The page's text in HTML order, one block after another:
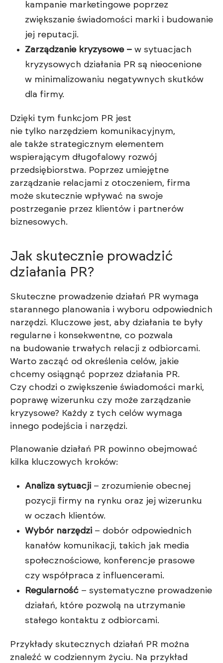
kampanie marketingowe poprzez
zwiększanie świadomości marki i budowanie
jej reputacji.
Zarządzanie kryzysowe – w sytuacjach
kryzysowych działania PR są nieocenione
w minimalizowaniu negatywnych skutków
dla firmy.
Dzięki tym funkcjom PR jest
nie tylko narzędziem komunikacyjnym,
ale także strategicznym elementem
wspierającym długofalowy rozwój
przedsiębiorstwa. Poprzez umiejętne
zarządzanie relacjami z otoczeniem, firma
może skutecznie wpływać na swoje
postrzeganie przez klientów i partnerów
biznesowych.
Jak skutecznie prowadzić
działania PR?
Skuteczne prowadzenie działań PR wymaga
starannego planowania i wyboru odpowiednich
narzędzi. Kluczowe jest, aby działania te były
regularne i konsekwentne, co pozwala
na budowanie trwałych relacji z odbiorcami.
Warto zacząć od określenia celów, jakie
chcemy osiągnąć poprzez działania PR.
Czy chodzi o zwiększenie świadomości marki,
poprawę wizerunku czy może zarządzanie
kryzysowe? Każdy z tych celów wymaga
innego podejścia i narzędzi.
Planowanie działań PR powinno obejmować
kilka kluczowych kroków:
Analiza sytuacji – zrozumienie obecnej
pozycji firmy na rynku oraz jej wizerunku
w oczach klientów.
Wybór narzędzi – dobór odpowiednich
kanałów komunikacji, takich jak media
społecznościowe, konferencje prasowe
czy współpraca z influencerami.
Regularność – systematyczne prowadzenie
działań, które pozwolą na utrzymanie
stałego kontaktu z odbiorcami.
Przykłady skutecznych działań PR można
znaleźć w codziennym życiu. Na przykład